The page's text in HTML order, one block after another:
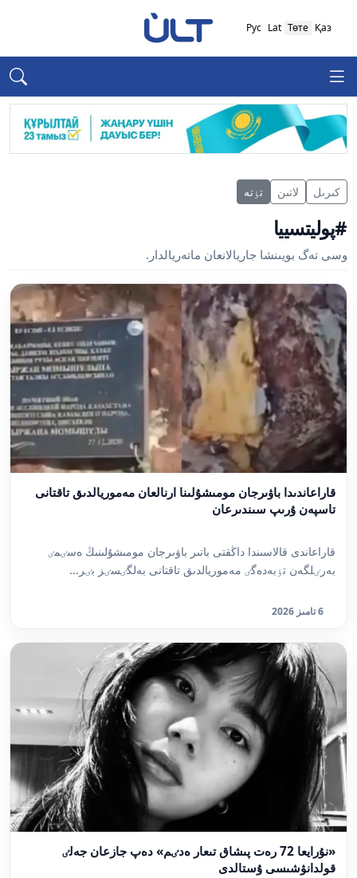
Қаз
Төте
Lat
Рус
كىرىل لاتىن تٶتە
#پوليتسييا
وسى تەگ بويىنشا جاريالانعان ماتەريالدار.
قاراعاندىدا باۋىرجان مومىشۇلىنا ارنالعان مەموريالدىق تاقتانى
تاسپەن ۇرىپ سىندىرعان
قاراعاندى قالاسىندا داڭقتى باتىر باۋىرجان مومىشۇلىنىڭ ەسٸمٸ
بەرٸلگەن تٶبەدەگٸ مەموريالدىق تاقتانى بەلگٸسٸز بٸر...
6 تامىز 2026
«نۇرايعا 72 رەت پىشاق تىعار ەدٸم» دەپ جازعان جەلٸ
قولدانۋشىسى ۇستالدى